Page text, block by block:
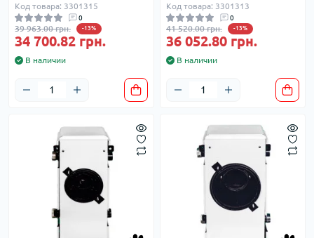
Код товара: 3301315
0
39 963.00 грн. -13%
34 700.82 грн.
В наличии
Код товара: 3301313
0
41 520.00 грн. -13%
36 052.80 грн.
В наличии